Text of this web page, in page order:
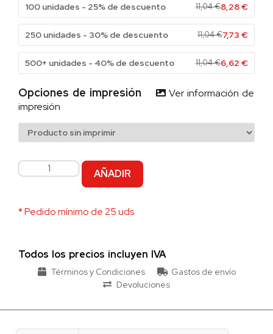
100 unidades - 25% de descuento 11,04€8,28€
250 unidades - 30% de descuento 11,04€7,73 €
500+ unidades - 40% de descuento 11,04€6,62 €
Opciones de impresión
Ver información de
impresión
AÑADIR
* Pedido mínimo de 25 uds
Todos los precios incluyen IVA
Términos y Condiciones
Gastos de envío
Devoluciones